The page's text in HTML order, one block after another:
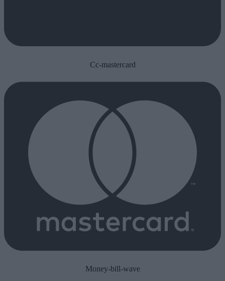
Cc-mastercard
Money-bill-wave